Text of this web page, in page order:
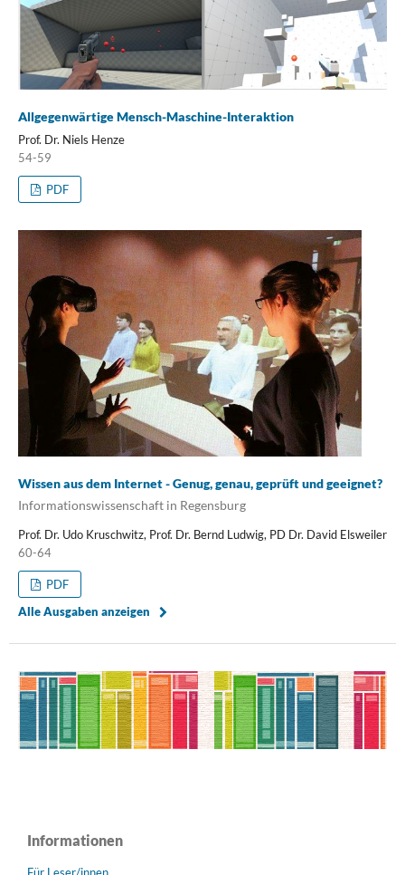
Allgegenwärtige Mensch-Maschine-Interaktion
Prof. Dr. Niels Henze
54-59
PDF
Wissen aus dem Internet - Genug, genau, geprüft und geeignet?
Informationswissenschaft in Regensburg
Prof. Dr. Udo Kruschwitz, Prof. Dr. Bernd Ludwig, PD Dr. David Elsweiler
60-64
PDF
Alle Ausgaben anzeigen
Informationen